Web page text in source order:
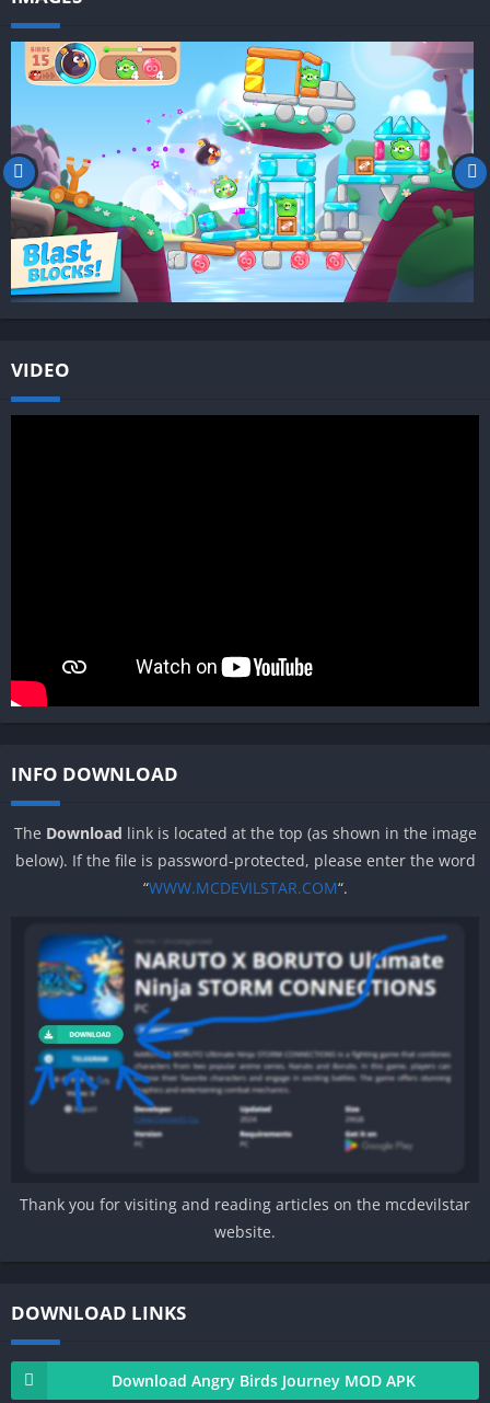
VIDEO
INFO DOWNLOAD
The Download link is located at the top (as shown in the image
below). If the file is password-protected, please enter the word
“WWW.MCDEVILSTAR.COM“.
Thank you for visiting and reading articles on the mcdevilstar
website.
DOWNLOAD LINKS
Download Angry Birds Journey MOD APK